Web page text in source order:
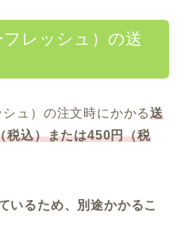
レッシュ）の送
ュ）の注文時にかかる送
税込）または450円（税
いるため、別途かかるこ